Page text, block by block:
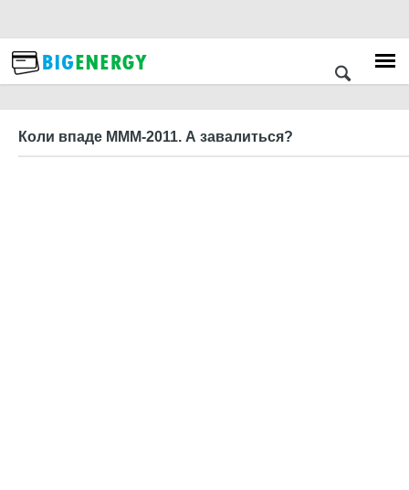
Коли впаде МММ-2011. А завалиться?